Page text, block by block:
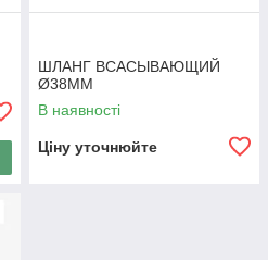
ШЛАНГ ВСАСЫВАЮЩИЙ
Ø38ММ
В наявності
Ціну уточнюйте